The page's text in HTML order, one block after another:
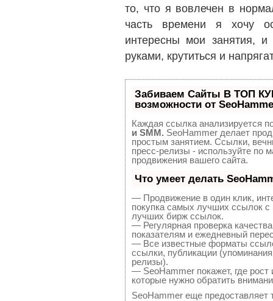
то, что я вовлечен в
часть времени я хочу
интересны мои занятия,
руками, крутиться и
Забиваем Сайты В ТОП
возможности от
Каждая ссылка анализируется
и SMM. SeoHammer делает
простым занятием. Ссылки,
пресс-релизы - используйте по
продвижения вашего сайта.
Что умеет делать
— Продвижение в один клик,
покупка самых лучших ссылок с
лучших бирж ссылок.
— Регулярная проверка
показателям и ежедневный
— Все известные форматы
ссылки, публикации
релизы).
— SeoHammer покажет, где
которые нужно обратить
SeoHammer еще предоставляет